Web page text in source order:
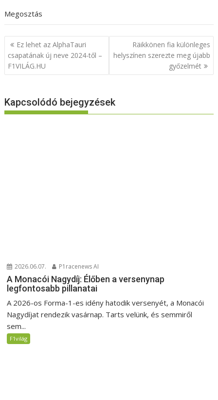
Megosztás
Bejegyzés
navigáció
Ez lehet az AlphaTauri
csapatának új neve 2024-től –
F1VILÁG.HU
Räikkönen fia különleges
helyszínen szerezte meg újabb
győzelmét
Kapcsolódó bejegyzések
2026.06.07. P1racenews AI
A Monacói Nagydíj: Élőben a versenynap
legfontosabb pillanatai
A 2026-os Forma-1-es idény hatodik versenyét, a Monacói
Nagydíjat rendezik vasárnap. Tarts velünk, és semmiről
sem...
F1világ